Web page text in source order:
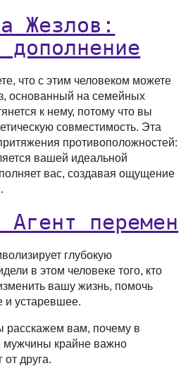
Жезлов:
дополнение
что с этим человеком можете
основанный на семейных
к нему, потому что вы
совместимость. Эта
противоположностей:
вашей идеальной
вас, создавая ощущение
перемен
глубокую
в этом человеке того, кто
вашу жизнь, помочь
и устаревшее.
расскажем вам, почему в
крайне важно
от друга.